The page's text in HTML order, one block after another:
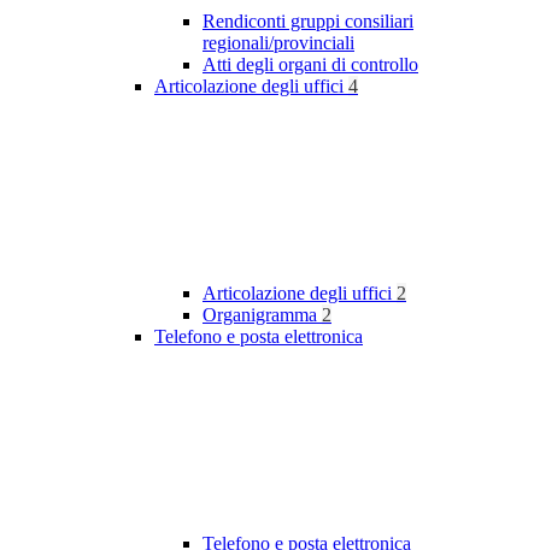
Rendiconti gruppi consiliari
regionali/provinciali
Atti degli organi di controllo
Articolazione degli uffici 4
Articolazione degli uffici 2
Organigramma 2
Telefono e posta elettronica
Telefono e posta elettronica